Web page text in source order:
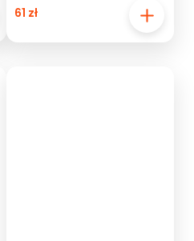
61 zł